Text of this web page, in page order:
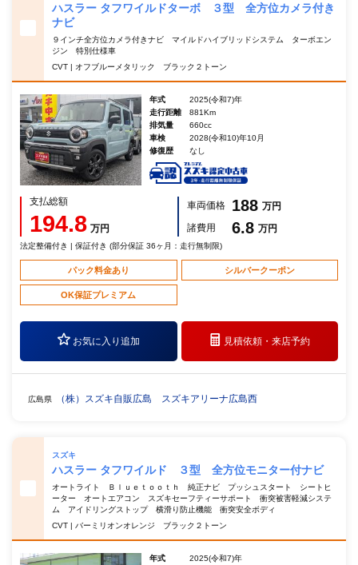
ハスラー タフワイルドターボ ３型 全方位カメラ付き
ナビ
９インチ全方位カメラ付きナビ マイルドハイブリッドシステム ターボエン
ジン 特別仕様車
CVT | オフブルーメタリック ブラック２トーン
年式
2025(令和7)年
走行距離
881Km
排気量
660cc
車検
2028(令和10)年10月
修復歴
なし
支払総額
194.8 万円
車両価格 188 万円
諸費用
6.8 万円
法定整備付き | 保証付き (部分保証 36ヶ月：走行無制限)
パック料金あり シルバークーポン
OK保証プレミアム
お気に入り追加 見積依頼・来店予約
広島県 （株）スズキ自販広島 スズキアリーナ広島西
スズキ
ハスラー タフワイルド ３型 全方位モニター付ナビ
オートライト Ｂｌｕｅｔｏｏｔｈ 純正ナビ プッシュスタート シートヒ
ーター オートエアコン スズキセーフティーサポート 衝突被害軽減システ
ム アイドリングストップ 横滑り防止機能 衝突安全ボディ
CVT | バーミリオンオレンジ ブラック２トーン
年式
2025(令和7)年